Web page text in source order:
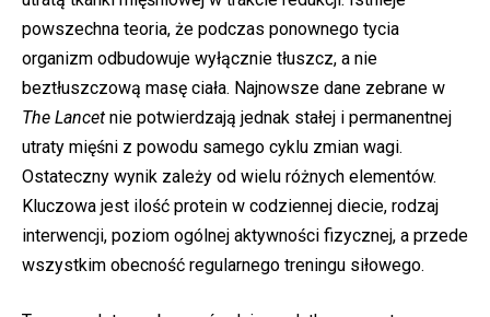
powszechna teoria, że podczas ponownego tycia
organizm odbudowuje wyłącznie tłuszcz, a nie
beztłuszczową masę ciała. Najnowsze dane zebrane w
The Lancet nie potwierdzają jednak stałej i permanentnej
utraty mięśni z powodu samego cyklu zmian wagi.
Ostateczny wynik zależy od wielu różnych elementów.
Kluczowa jest ilość protein w codziennej diecie, rodzaj
interwencji, poziom ogólnej aktywności fizycznej, a przede
wszystkim obecność regularnego treningu siłowego.